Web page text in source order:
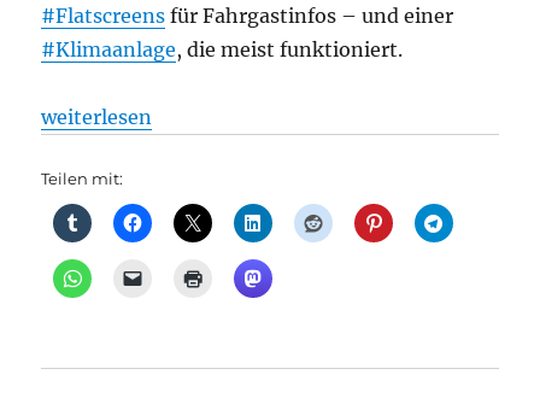
#Flatscreens für Fahrgastinfos – und einer
#Klimaanlage, die meist funktioniert.
„S-Bahn: Fährt sie? Oder fährt sie nicht?, aus TAZ“
weiterlesen
Teilen mit: